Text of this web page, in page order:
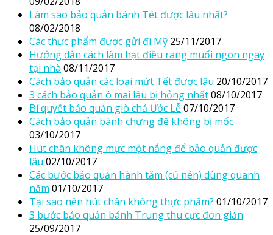
Làm sao bảo quản bánh Tét được lâu nhất?
08/02/2018
Các thực phẩm được gửi đi Mỹ 25/11/2017
Hướng dẫn cách làm hạt điều rang muối ngon ngay
tại nhà 08/11/2017
Cách bảo quản các loại mứt Tết được lâu 20/10/2017
3 cách bảo quản ô mai lâu bị hỏng nhất08/10/2017
Bí quyết bảo quản giò chả Ước Lễ07/10/2017
Cách bảo quản bánh chưng để không bị mốc
03/10/2017
Hút chân không mực một nắng để bảo quản được
lâu 02/10/2017
Các bước bảo quản hành tăm (củ nén) dùng quanh
năm 01/10/2017
Tại sao nên hút chân không thực phẩm? 01/10/2017
3 bước bảo quản bánh Trung thu cực đơn giản
25/09/2017